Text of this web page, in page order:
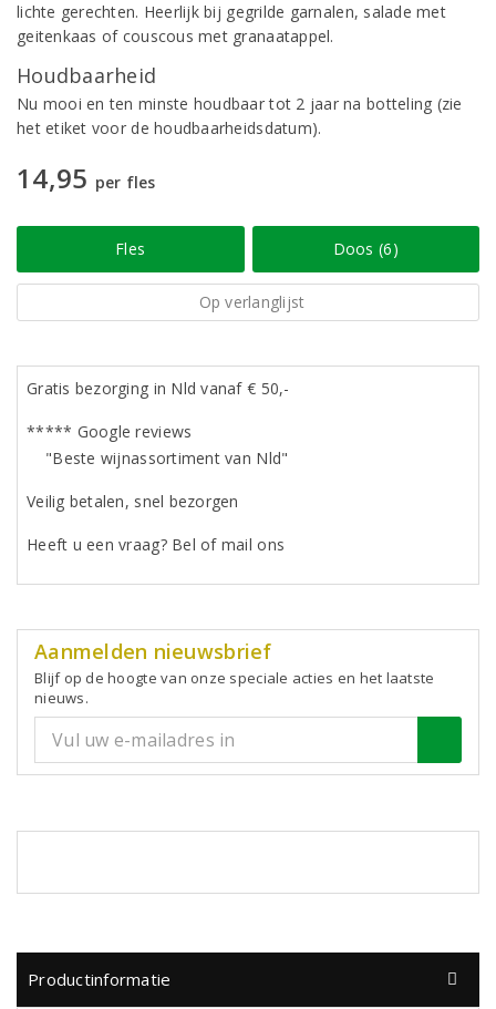
lichte gerechten. Heerlijk bij gegrilde garnalen, salade met
geitenkaas of couscous met granaatappel.
Houdbaarheid
Nu mooi en ten minste houdbaar tot 2 jaar na botteling (zie
het etiket voor de houdbaarheidsdatum).
14,95 per fles
Fles Doos (6)
Op verlanglijst
Gratis bezorging in Nld vanaf € 50,-
***** Google reviews
"Beste wijnassortiment van Nld"
Veilig betalen, snel bezorgen
Heeft u een vraag? Bel of mail ons
Aanmelden nieuwsbrief
Blijf op de hoogte van onze speciale acties en het laatste
nieuws.
Productinformatie